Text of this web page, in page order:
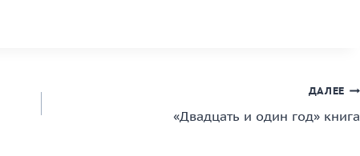
ДАЛЕЕ
«Двадцать и один год» книга